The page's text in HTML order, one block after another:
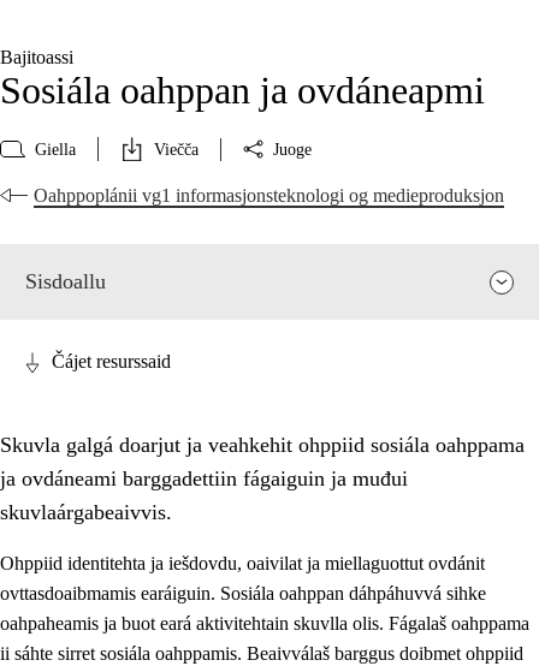
Bajitoassi
Sosiála oahppan ja ovdáneapmi
Giella Viečča Juoge
Oahppoplánii vg1 informasjonsteknologi og medieproduksjon
Sisdoallu
Čájet resurssaid
Skuvla galgá doarjut ja veahkehit ohppiid sosiála oahppama
ja ovdáneami barggadettiin fágaiguin ja muđui
skuvlaárgabeaivvis.
Ohppiid identitehta ja iešdovdu, oaivilat ja miellaguottut ovdánit
ovttasdoaibmamis earáiguin. Sosiála oahppan dáhpáhuvvá sihke
oahpaheamis ja buot eará aktivitehtain skuvlla olis. Fágalaš oahppama
ii sáhte sirret sosiála oahppamis. Beaivválaš barggus doibmet ohppiid